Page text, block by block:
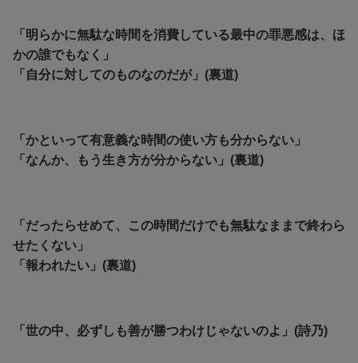
「明らかに無駄な時間を消費している最中の罪悪感は、ほ
かの誰でもなく」
「自分に対してのものなのだが」(裏道)
「かといって有意義な時間の使い方も分からない」
「なんか、もう生き方が分からない」(裏道)
「だったらせめて、この時間だけでも無駄なままで終わら
せたくない」
「報われたい」(裏道)
「世の中、必ずしも善が勝つわけじゃないのよ」(詩乃)